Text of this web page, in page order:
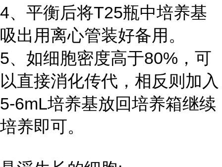
4、平衡后将T25瓶中培养基
吸出用离心管装好备用。
5、如细胞密度高于80%，可
以直接消化传代，相反则加入
5-6mL培养基放回培养箱继续
培养即可。